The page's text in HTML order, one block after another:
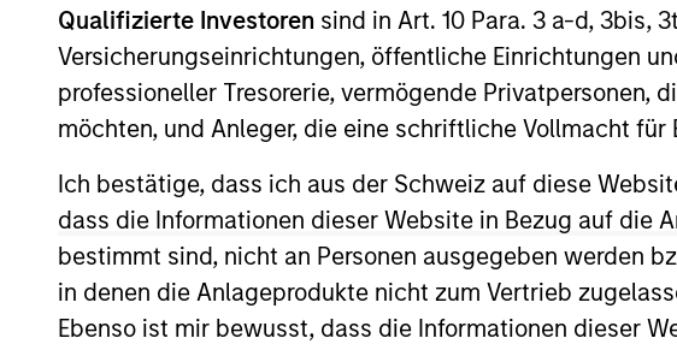
Qualifizierte Investoren sind in Art. 10 Para. 3 a-d, 3bis,
Versicherungseinrichtungen, öffentliche Einrichtungen
professioneller Tresorerie, vermögende Privatpersonen,
möchten, und Anleger, die eine schriftliche Vollmacht
Ich bestätige, dass ich aus der Schweiz auf diese
dass die Informationen dieser Website in Bezug auf die
bestimmt sind, nicht an Personen ausgegeben werden
in denen die Anlageprodukte nicht zum Vertrieb
Ebenso ist mir bewusst, dass die Informationen dieser
As of July 25, 2025. The above is provided for
resulted in positive performance (for realized holdings),
above are the property of their respective owners. The
only as a convenience and the inclusion of any hyperlink
monitoring by us of any information contained in any
or your use of such site.